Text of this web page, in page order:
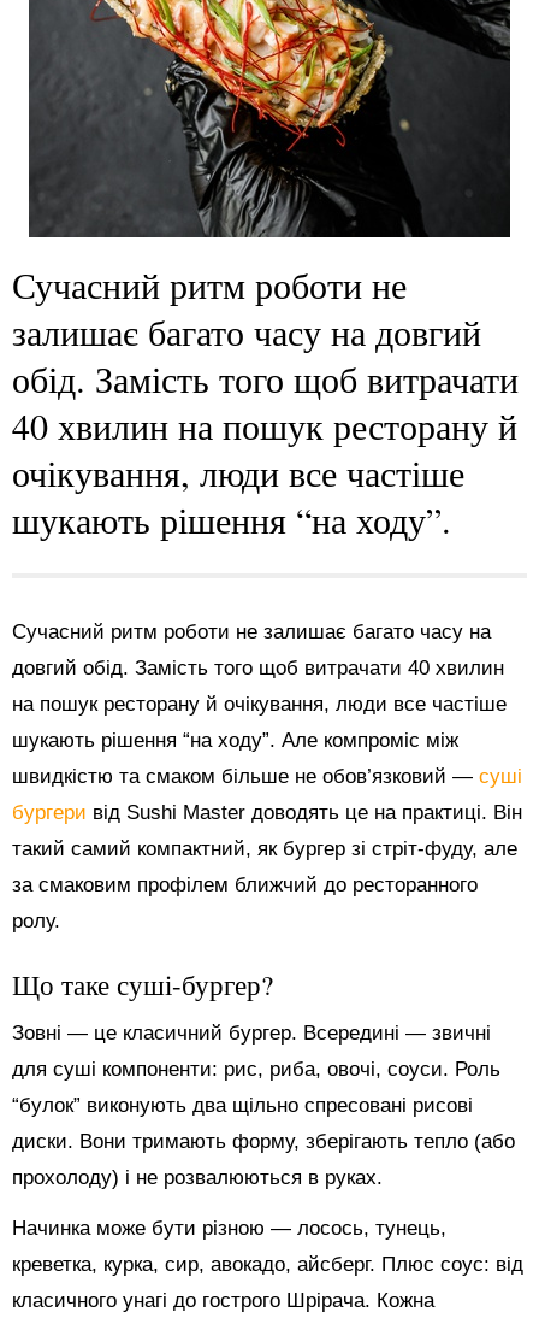
Сучасний ритм роботи не
залишає багато часу на довгий
обід. Замість того щоб витрачати
40 хвилин на пошук ресторану й
очікування, люди все частіше
шукають рішення “на ходу”.
Сучасний ритм роботи не залишає багато часу на
довгий обід. Замість того щоб витрачати 40 хвилин
на пошук ресторану й очікування, люди все частіше
шукають рішення “на ходу”. Але компроміс між
швидкістю та смаком більше не обов’язковий — суші
бургери від Sushi Master доводять це на практиці. Він
такий самий компактний, як бургер зі стріт-фуду, але
за смаковим профілем ближчий до ресторанного
ролу.
Що таке суші-бургер?
Зовні — це класичний бургер. Всередині — звичні
для суші компоненти: рис, риба, овочі, соуси. Роль
“булок” виконують два щільно спресовані рисові
диски. Вони тримають форму, зберігають тепло (або
прохолоду) і не розвалюються в руках.
Начинка може бути різною — лосось, тунець,
креветка, курка, сир, авокадо, айсберг. Плюс соус: від
класичного унагі до гострого Шрірача. Кожна